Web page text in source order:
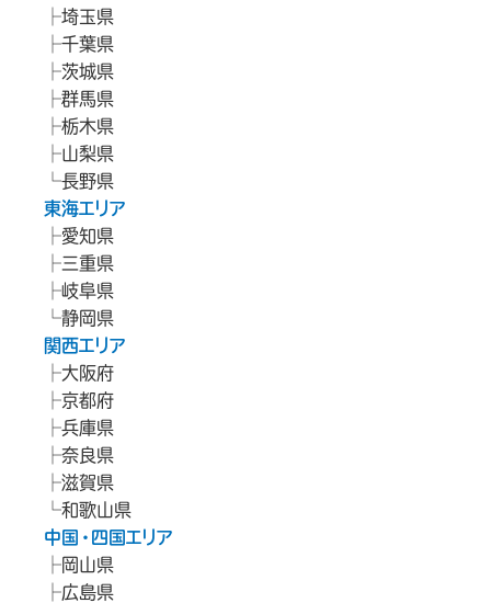
埼玉県
千葉県
茨城県
群馬県
栃木県
山梨県
長野県
東海エリア
愛知県
三重県
岐阜県
静岡県
関西エリア
大阪府
京都府
兵庫県
奈良県
滋賀県
和歌山県
中国・四国エリア
岡山県
広島県